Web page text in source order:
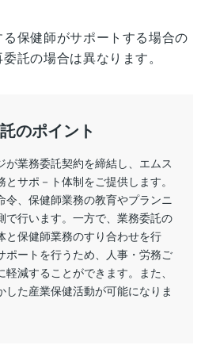
保健師がサポートする場合の
託の場合は異なります。
のポイント
が業務委託契約を締結し、エムス
サポ－ト体制をご提供します。
令、保健師業務の教育やプランニ
で行います。一方で、業務委託の
と保健師業務のすり合わせを行
ポートを行うため、人事・労務ご
減することができます。また、
した産業保健活動が可能になりま